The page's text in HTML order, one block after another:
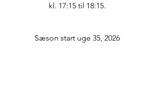
kl. 17:15 til 18:15.
Sæson start uge 35, 2026